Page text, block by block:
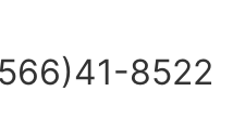
8522